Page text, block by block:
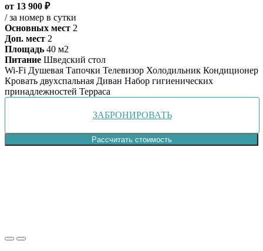
от 13 900 ₽
/ за номер в сутки
Основных мест 2
Доп. мест 2
Площадь 40 м2
Питание Шведский стол
Wi-Fi Душевая Тапочки Телевизор Холодильник Кондиционер
Кровать двухспальная Диван Набор гигиенических
принадлежностей Терраса
ЗАБРОНИРОВАТЬ
Рассчитать стоимость